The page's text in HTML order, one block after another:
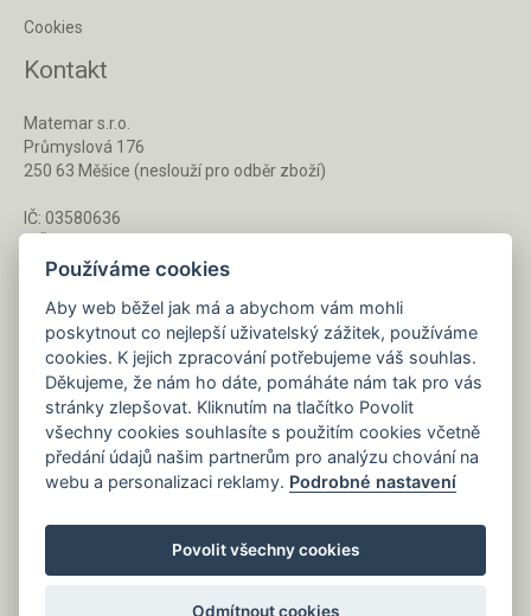
Cookies
Kontakt
Matemar s.r.o.
Průmyslová 176
250 63 Měšice (neslouží pro odběr zboží)
IČ: 03580636
Po - Pá 8 - 16 h
733 127 788
Napište nám kdykoliv!
info@gastrochemie.cz
Používáme cookies
Aby web běžel jak má a abychom vám mohli
poskytnout co nejlepší uživatelský zážitek, používáme
cookies. K jejich zpracování potřebujeme váš souhlas.
Děkujeme, že nám ho dáte, pomáháte nám tak pro vás
stránky zlepšovat. Kliknutím na tlačítko Povolit
všechny cookies souhlasíte s použitím cookies včetně
předání údajů našim partnerům pro analýzu chování na
webu a personalizaci reklamy. Podrobné nastavení
Povolit všechny cookies
Odmítnout cookies